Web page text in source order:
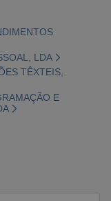
LDA
TÊXTEIS,
E